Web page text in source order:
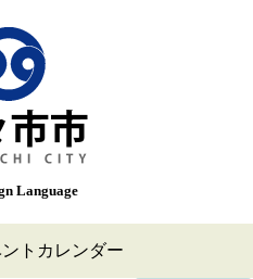
Language
トカレンダー